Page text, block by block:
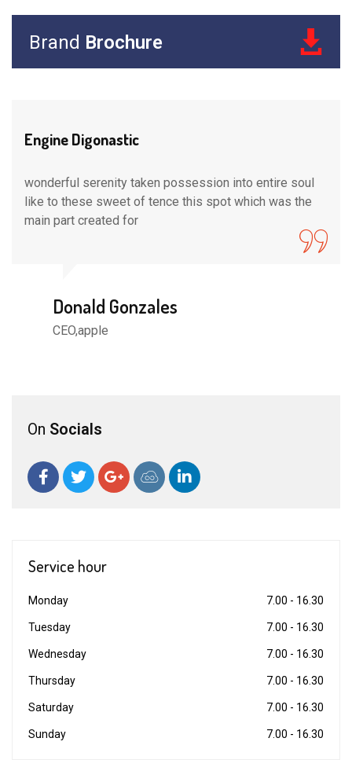
Brand Brochure
Engine Digonastic
wonderful serenity taken possession into entire soul
like to these sweet of tence this spot which was the
main part created for
Donald Gonzales
CEO,apple
On Socials
Service hour
Monday 7.00 - 16.30
Tuesday 7.00 - 16.30
Wednesday 7.00 - 16.30
Thursday 7.00 - 16.30
Saturday 7.00 - 16.30
Sunday 7.00 - 16.30